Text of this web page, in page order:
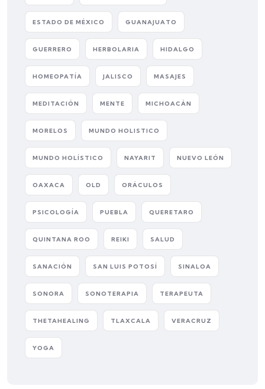
ESTADO DE MÉXICO GUANAJUATO
GUERRERO HERBOLARIA HIDALGO
HOMEOPATÍA JALISCO MASAJES
MEDITACIÓN MENTE MICHOACÁN
MORELOS MUNDO HOLISTICO
MUNDO HOLÍSTICO NAYARIT NUEVO LEÓN
OAXACA OLD ORÁCULOS
PSICOLOGÍA PUEBLA QUERETARO
QUINTANA ROO REIKI SALUD
SANACIÓN SAN LUIS POTOSÍ SINALOA
SONORA SONOTERAPIA TERAPEUTA
THETAHEALING TLAXCALA VERACRUZ
YOGA